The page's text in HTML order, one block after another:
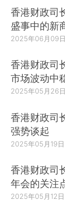
香港财政司
盛事中的新
2025年06月09日
香港财政司
市场波动中
2025年05月26日
香港财政司
强势谈起
2025年05月19日
香港财政司
年会的关注
2025年05月12日